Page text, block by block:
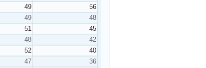
49
56
49
48
51
45
48
42
52
40
47
36